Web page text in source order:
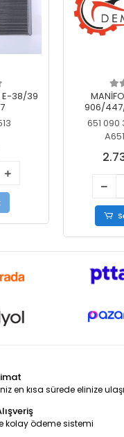
E-38/39
906/
651 090
en kısa sürede elinize
kolay ödeme sistemi